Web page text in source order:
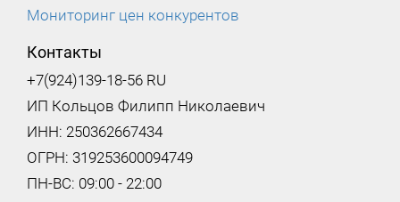
Мониторинг цен конкурентов
Контакты
+7(924)139-18-56 RU
ИП Кольцов Филипп Николаевич
ИНН: 250362667434
ОГРН: 319253600094749
ПН-ВС: 09:00 - 22:00